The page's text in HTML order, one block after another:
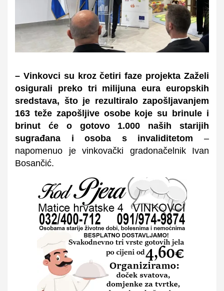
– Vinkovci su kroz četiri faze projekta Zaželi
osigurali preko tri milijuna eura europskih
sredstava, što je rezultiralo zapošljavanjem
163 teže zapošljive osobe koje su brinule i
brinut će o gotovo 1.000 naših starijih
sugrađana i osoba s invaliditetom –
napomenuo je vinkovački gradonačelnik Ivan
Bosančić.